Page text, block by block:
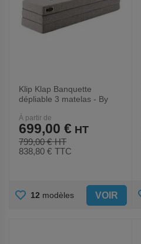
Klip Klap Banquette
dépliable 3 matelas - By
À partir de
799,00 €
699,00 €
838,80 € TTC
AJOUTER
12 modèles VOIR